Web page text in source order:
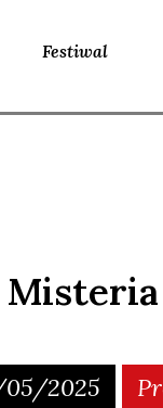
Festiwal
Misteria
2025